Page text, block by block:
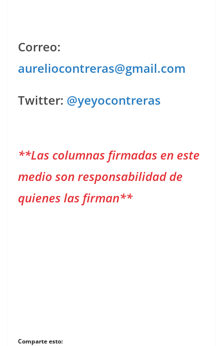
Correo:
aureliocontreras@gmail.com
Twitter: @yeyocontreras
**Las columnas firmadas en este
medio son responsabilidad de
quienes las firman**
Comparte esto: